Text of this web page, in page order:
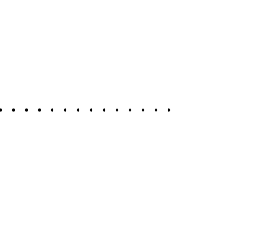
・・・・・・・・・・・・